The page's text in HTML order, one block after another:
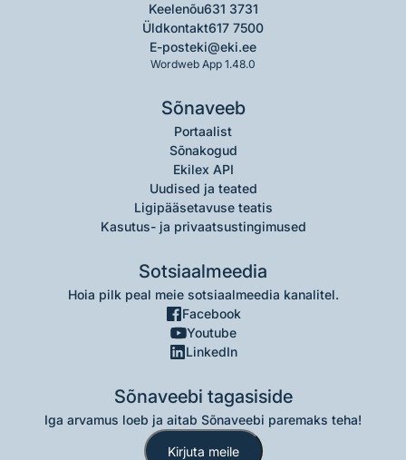
Keelenõu631 3731
Üldkontakt617 7500
E-posteki@eki.ee
Wordweb App 1.48.0
Sõnaveeb
Portaalist
Sõnakogud
Ekilex API
Uudised ja teated
Ligipääsetavuse teatis
Kasutus- ja privaatsustingimused
Sotsiaalmeedia
Hoia pilk peal meie sotsiaalmeedia kanalitel.
Facebook
Youtube
LinkedIn
Sõnaveebi tagasiside
Iga arvamus loeb ja aitab Sõnaveebi paremaks teha!
Kirjuta meile